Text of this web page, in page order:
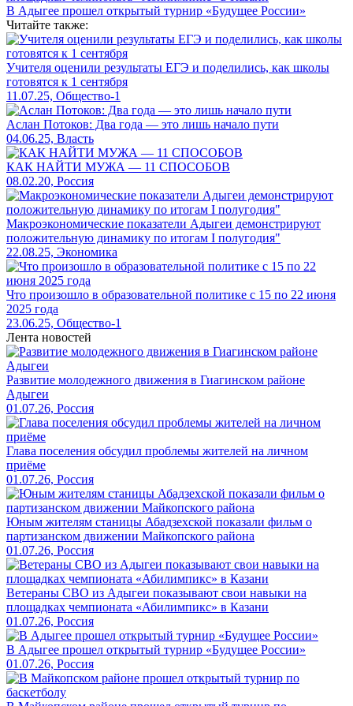
В Адыгее прошел открытый турнир «Будущее России»
Читайте также:
Учителя оценили результаты ЕГЭ и поделились, как школы
готовятся к 1 сентября
11.07.25, Общество-1
Аслан Потоков: Два года — это лишь начало пути
04.06.25, Власть
КАК НАЙТИ МУЖА — 11 СПОСОБОВ
08.02.20, Россия
Макроэкономические показатели Адыгеи демонстрируют
положительную динамику по итогам I полугодия"
22.08.25, Экономика
Что произошло в образовательной политике с 15 по 22 июня
2025 года
23.06.25, Общество-1
Лента новостей
Развитие молодежного движения в Гиагинском районе
Адыгеи
01.07.26, Россия
Глава поселения обсудил проблемы жителей на личном
приёме
01.07.26, Россия
Юным жителям станицы Абадзехской показали фильм о
партизанском движении Майкопского района
01.07.26, Россия
Ветераны СВО из Адыгеи показывают свои навыки на
площадках чемпионата «Абилимпикс» в Казани
01.07.26, Россия
В Адыгее прошел открытый турнир «Будущее России»
01.07.26, Россия